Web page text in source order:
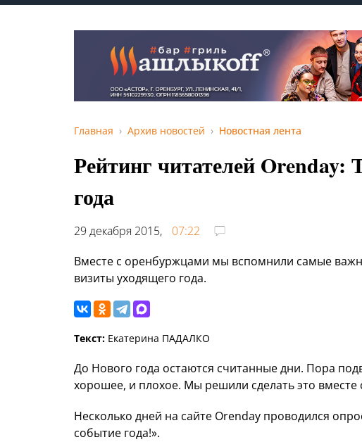
Главная Архив новостей Новостная лента
Рейтинг читателей Orenday:
года
29 декабря 2015,
07:22
Вместе с оренбуржцами мы вспомнили самые
визиты уходящего года.
Текст: Екатерина ПАДАЛКО
До Нового года остаются считанные дни. Пора
хорошее, и плохое. Мы решили сделать это
Несколько дней на сайте Orenday проводился
событие года!».